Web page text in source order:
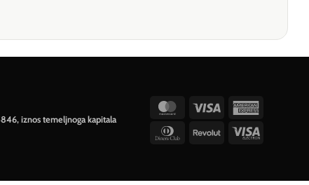
iznos temeljnoga kapitala
MasterCard
Visa
DinnersRevolutVisa